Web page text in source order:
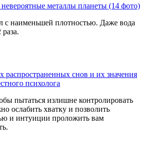
металлы планеты (14 фото)
с наименьшей плотностью. Даже вода
распространенных снов и их значения
психолога
пытаться излишне контролировать
ослабить хватку и позволить
и интуиции проложить вам